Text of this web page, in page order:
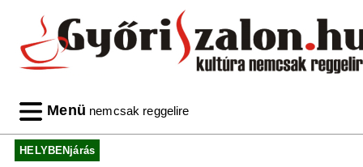
Menü nemcsak reggelire
HELYBENjárás